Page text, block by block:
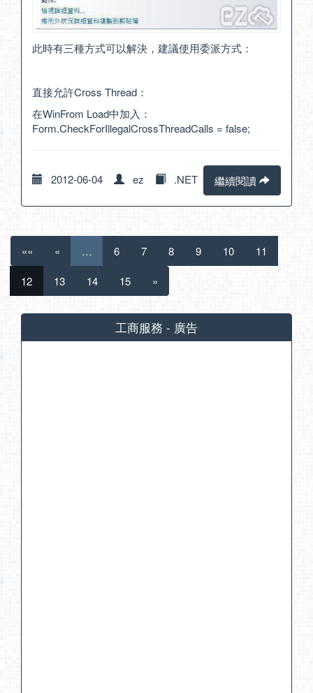
此時有三種方式可以解決，建議使用委派方式：
直接允許Cross Thread：
在WinFrom Load中加入：
Form.CheckForIllegalCrossThreadCalls = false;
2012-06-04 ez .NET 繼續閱讀
«« « … 6 7 8 9 10 11
12 13 14 15 »
工商服務 - 廣告